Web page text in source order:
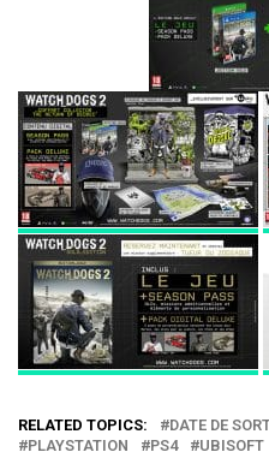
RELATED TOPICS: DATE DE
PLAYSTATION
PS4 UBISOFT